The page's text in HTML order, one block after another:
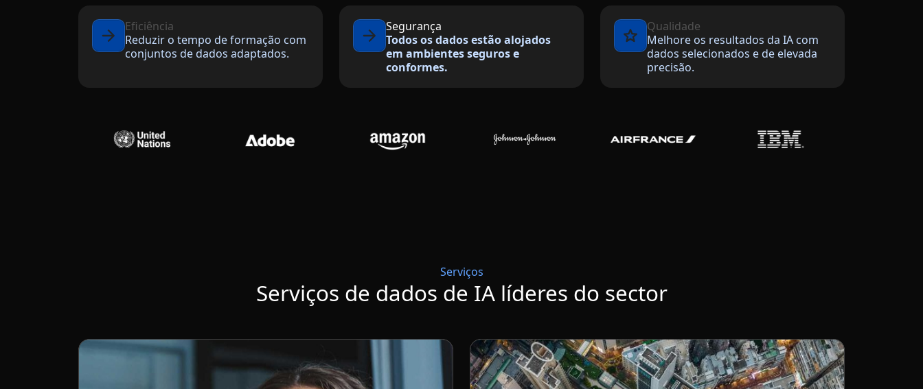
Eficiência
Reduzir o tempo de formação com
conjuntos de dados adaptados.
Segurança
Todos os dados estão alojados
em ambientes seguros e
conformes.
Qualidade
Melhore os resultados da IA com
dados selecionados e de elevada
precisão.
Serviços
Serviços de dados de IA líderes do sector